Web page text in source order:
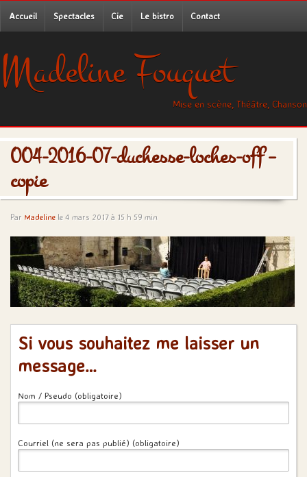
Accueil Spectacles Cie Le bistro Contact
Madeline Fouquet
Mise en scène, Théâtre, Chanson
004-2016-07-duchesse-loches-off –
copie
Par Madeline le 4 mars 2017 à 15 h 59 min
Si vous souhaitez me laisser un
message…
Nom / Pseudo (obligatoire)
Courriel (ne sera pas publié) (obligatoire)